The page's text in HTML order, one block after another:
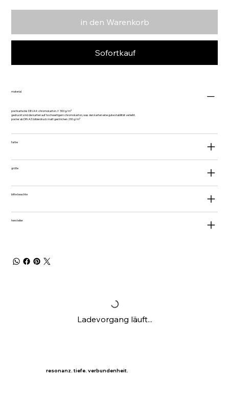
in den Warenkorb
Sofortkauf
material
postkarte bis DIN A4: chromokarton // 300 g/m²
gedruckt sind die karten auf hochwertigem chromokarton, was den karten eine gute stabilität verleiht.
poster ab DIN A3: bilderdruck matt gestrichen 200 g/m²
farbe
größe
bitte beachte
hersteller
Ladevorgang läuft...
resonanz. tiefe. verbundenheit.